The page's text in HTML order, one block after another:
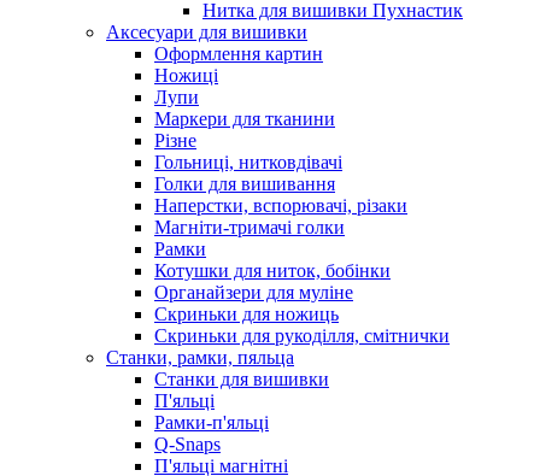
Нитка для вишивки Пухнастик
Аксесуари для вишивки
Оформлення картин
Ножиці
Лупи
Маркери для тканини
Різне
Гольниці, нитковдівачі
Голки для вишивання
Наперстки, вспорювачі, різаки
Магніти-тримачі голки
Рамки
Котушки для ниток, бобінки
Органайзери для муліне
Скриньки для ножиць
Скриньки для рукоділля, смітнички
Станки, рамки, пяльца
Станки для вишивки
П'яльці
Рамки-п'яльці
Q-Snaps
П'яльці магнітні